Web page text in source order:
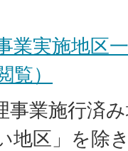
業実施地区
覧）
施行済み
地区」を除